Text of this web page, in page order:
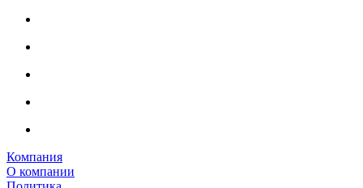
Компания
О компании